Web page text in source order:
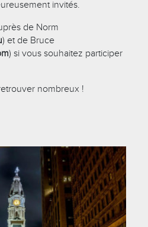
invités.
de Norm
) et de Bruce
) si vous souhaitez participer
nombreux !